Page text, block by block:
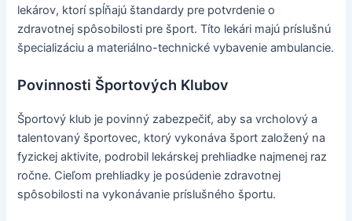
lekárov, ktorí spĺňajú štandardy pre potvrdenie o
zdravotnej spôsobilosti pre šport. Títo lekári majú príslušnú
špecializáciu a materiálno-technické vybavenie ambulancie.
Povinnosti Športových Klubov
Športový klub je povinný zabezpečiť, aby sa vrcholový a
talentovaný športovec, ktorý vykonáva šport založený na
fyzickej aktivite, podrobil lekárskej prehliadke najmenej raz
ročne. Cieľom prehliadky je posúdenie zdravotnej
spôsobilosti na vykonávanie príslušného športu.